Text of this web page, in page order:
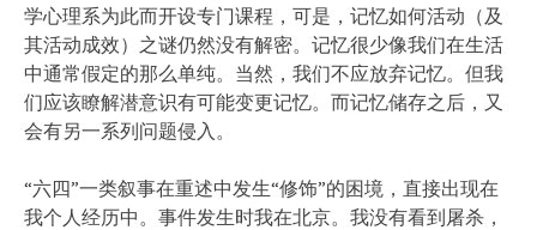
学心理系为此而开设专门课程，可是，记忆如何活动（及
其活动成效）之谜仍然没有解密。记忆很少像我们在生活
中通常假定的那么单纯。当然，我们不应放弃记忆。但我
们应该瞭解潜意识有可能变更记忆。而记忆储存之后，又
会有另一系列问题侵入。
“六四”一类叙事在重述中发生“修饰”的困境，直接出现在
我个人经历中。事件发生时我在北京。我没有看到屠杀，